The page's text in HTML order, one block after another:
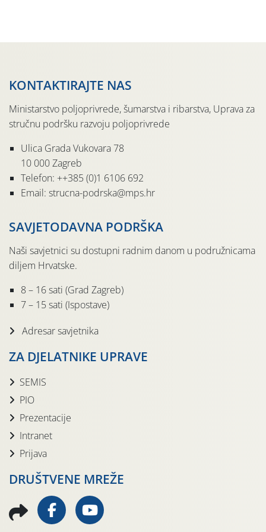
KONTAKTIRAJTE NAS
Ministarstvo poljoprivrede, šumarstva i ribarstva, Uprava za
stručnu podršku razvoju poljoprivrede
Ulica Grada Vukovara 78
10 000 Zagreb
Telefon: ++385 (0)1 6106 692
Email: strucna-podrska@mps.hr
SAVJETODAVNA PODRŠKA
Naši savjetnici su dostupni radnim danom u podružnicama
diljem Hrvatske.
8 – 16 sati (Grad Zagreb)
7 – 15 sati (Ispostave)
Adresar savjetnika
ZA DJELATNIKE UPRAVE
SEMIS
PIO
Prezentacije
Intranet
Prijava
DRUŠTVENE MREŽE